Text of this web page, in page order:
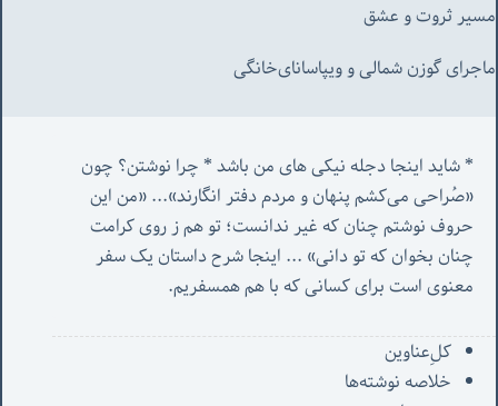
مسیر ثروت و عشق
ماجرای گوزن شمالی و‌ ویپاسانای‌خانگی
«صُراحی می‌کشم پنهان‌ و مردم‌ دفتر انگارند»... «
چنان بخوان که تو دانی» ...
معنوی است برای کسانی که با هم همسفریم.
کل‌ِعناوین
خلاصه نوشته‌ها